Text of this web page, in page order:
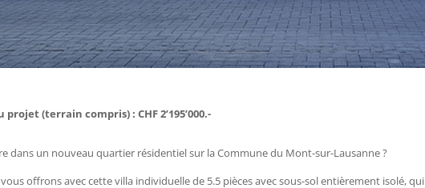
projet (terrain compris) : CHF 2’195’000.-
dans un nouveau quartier résidentiel sur la Commune du Mont-sur-Lausanne ?
vous offrons avec cette villa individuelle de 5.5 pièces avec sous-sol entièrement isolé, qui